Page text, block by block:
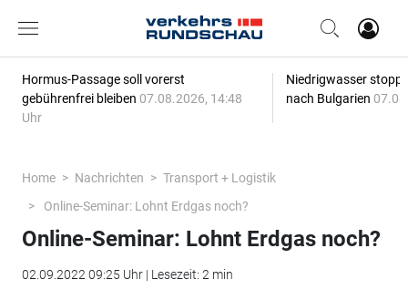
Hormus-Passage soll vorerst
gebührenfrei bleiben 07.08.2026, 14:48
Uhr
Niedrigwasser
nach Bulgarien
Home Nachrichten
Transport + Logistik
Online-Seminar: Lohnt Erdgas noch?
Online-Seminar: Lohnt Erdgas noch?
02.09.2022 09:25 Uhr | Lesezeit: 2 min